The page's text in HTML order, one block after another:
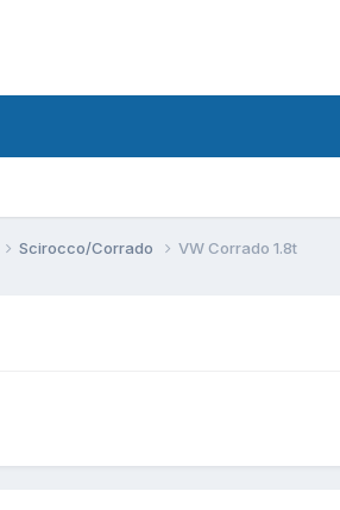
Scirocco/Corrado VW Corrado 1.8t